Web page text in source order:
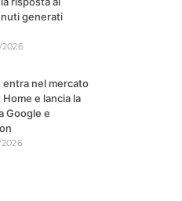
generati
entra nel mercato
Home e lancia la
Google e